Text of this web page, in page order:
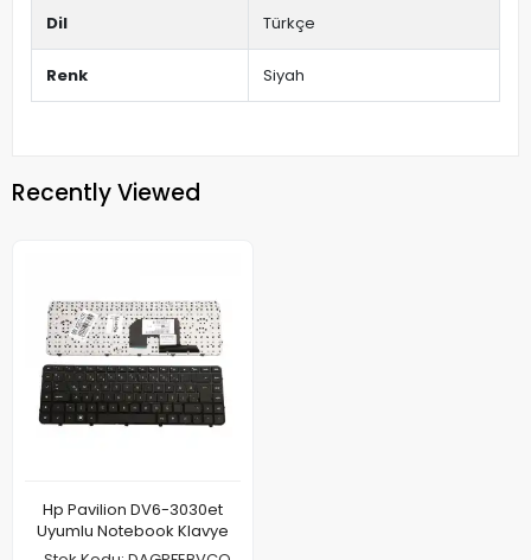
Dil Türkçe
Renk Siyah
Recently Viewed
Hp Pavilion DV6-3030et
Uyumlu Notebook Klavye